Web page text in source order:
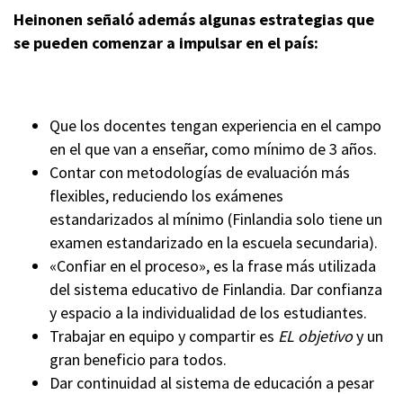
Heinonen señaló además algunas estrategias que
se pueden comenzar a impulsar en el país:
Que los docentes tengan experiencia en el campo
en el que van a enseñar, como mínimo de 3 años.
Contar con metodologías de evaluación más
flexibles, reduciendo los exámenes
estandarizados al mínimo (Finlandia solo tiene un
examen estandarizado en la escuela secundaria).
«Confiar en el proceso», es la frase más utilizada
del sistema educativo de Finlandia. Dar confianza
y espacio a la individualidad de los estudiantes.
Trabajar en equipo y compartir es EL objetivoy un
gran beneficio para todos.
Dar continuidad al sistema de educación a pesar